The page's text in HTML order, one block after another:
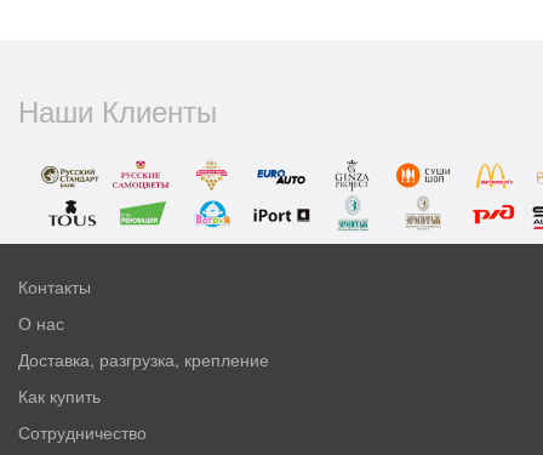
Наши Клиенты
Контакты
О нас
Доставка, разгрузка, крепление
Как купить
Сотрудничество